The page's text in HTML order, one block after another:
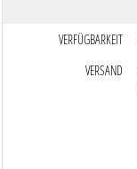
VERFÜGBARKEIT
VERSAND